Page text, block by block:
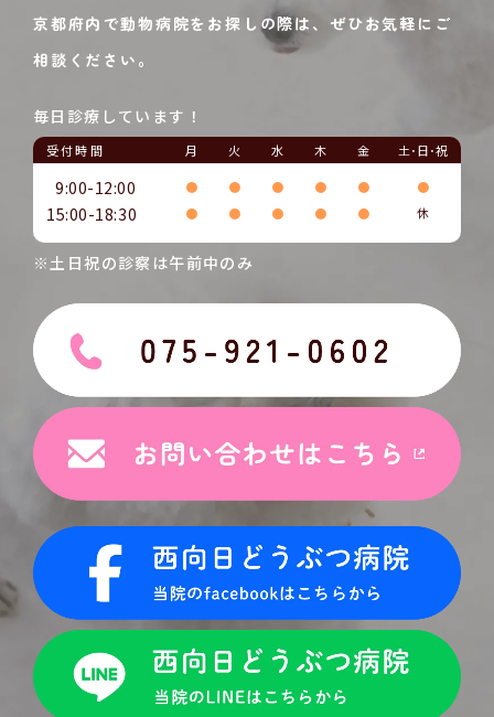
京都府内で動物病院をお探しの際は、ぜひお気軽にご
相談ください。
毎日診療しています！
受付時間 月 火 水 木 金 土･日･祝
9:00-12:00 ● ● ● ● ● ●
15:00-18:30 ● ● ● ● ● 休
※土日祝の診察は午前中のみ